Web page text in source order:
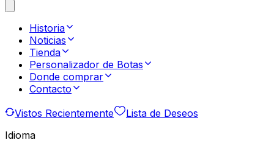
Historia
Noticias
Tienda
Personalizador de Botas
Donde comprar
Contacto
Vistos Recientemente
Lista de Deseos
Idioma